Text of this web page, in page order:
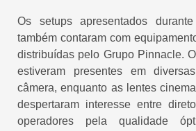
Os setups apresentados
também contaram com
distribuídas pelo Grupo Pinnacle.
estiveram presentes em
câmera, enquanto as lentes
despertaram interesse entre
operadores pela qualidade